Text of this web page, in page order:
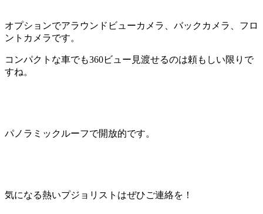
オプションでアラウンドビューカメラ、バックカメラ、フロ
ントカメラです。
コンパクトな車でも360ビュー見渡せるのは頼もしい限りで
すね。
パノラミックルーフで開放的です。
気になる熱いプジョリストはぜひご連絡を！